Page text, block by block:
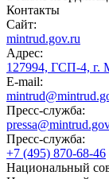
Контакты
Сайт:
mintrud.gov.ru
Адрес:
127994, ГСП-4, г.
E-mail:
Пресс-служба:
Пресс-служба:
+7 (495) 870-68-46
Национальный